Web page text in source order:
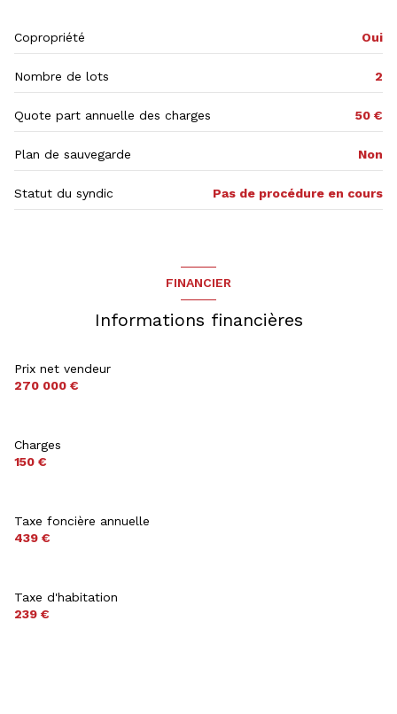
exposition Sud-Est
1 côté(s) mitoyen(s)
vue Jardin
Copropriété Oui
Nombre de lots 2
Quote part annuelle des charges 50 €
Plan de sauvegarde Non
Statut du syndic Pas de procédure en cours
FINANCIER
Informations financières
Prix net vendeur
270 000 €
Charges
150 €
Taxe foncière annuelle
439 €
Taxe d'habitation
239 €